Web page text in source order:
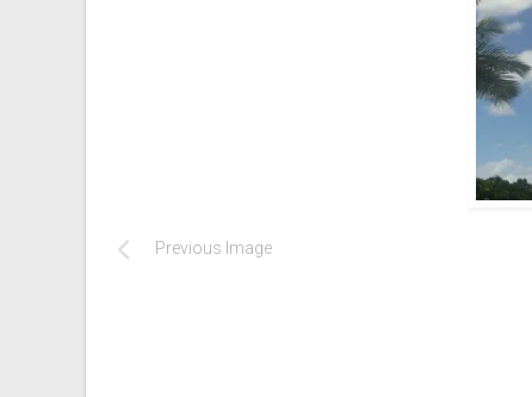
Previous Image